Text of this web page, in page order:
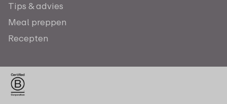
Tips & advies
Meal preppen
Recepten